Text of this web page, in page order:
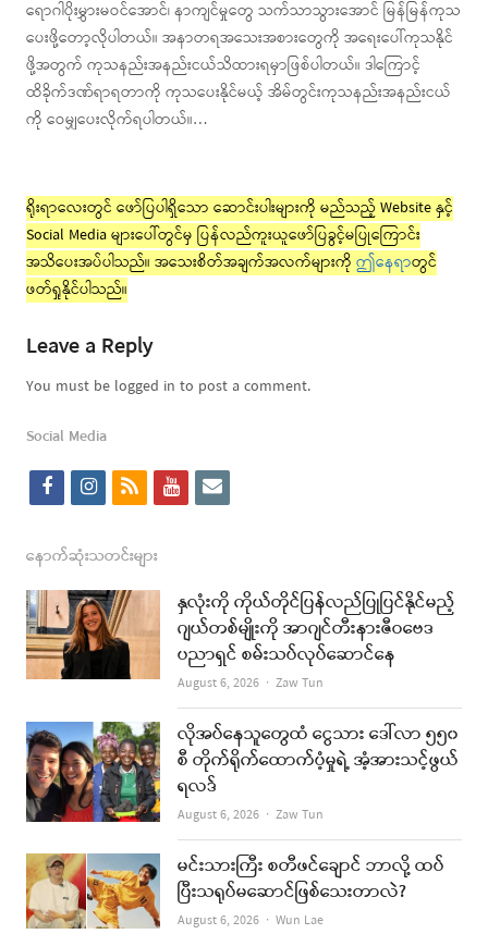
ရောဂါပိုးမွှားမဝင်အောင်၊ နာကျင်မှုတွေ သက်သာသွားအောင် မြန်မြန်ကုသ
ပေးဖို့တော့လိုပါတယ်။ အနာတရအသေးအစားတွေကို အရေးပေါ်ကုသနိုင်
ဖို့အတွက် ကုသနည်းအနည်းငယ်သိထားရမှာဖြစ်ပါတယ်။ ဒါကြောင့်
ထိခိုက်ဒဏ်ရာရတာကို ကုသပေးနိုင်မယ့် အိမ်တွင်းကုသနည်းအနည်းငယ်
ကို ဝေမျှပေးလိုက်ရပါတယ်။…
ရိုးရာလေးတွင် ဖော်ပြပါရှိသော ဆောင်းပါးများကို မည်သည့် Website နှင့်
Social Media များပေါ်တွင်မှ ပြန်လည်ကူးယူဖော်ပြခွင့်မပြုကြောင်း
အသိပေးအပ်ပါသည်။ အသေးစိတ်အချက်အလက်များကို ဤနေရာတွင်
ဖတ်ရှုနိုင်ပါသည်။
Leave a Reply
You must be logged in to post a comment.
Social Media
f
c
e
b
o
k
i
s
t
a
g
a
m
r
s
y
t
u
b
e
e
i
l
နောက်ဆုံးသတင်းများ
နှလုံးကို ကိုယ်တိုင်ပြန်လည်ပြုပြင်နိုင်မည့်
ဂျယ်တစ်မျိုးကို အာဂျင်တီးနားဇီဝဗေဒ
ပညာရှင် စမ်းသပ်လုပ်ဆောင်နေ
August 6, 2026 Author
Zaw Tun
လိုအပ်နေသူတွေထံ ငွေသား ဒေါ်လာ ၅၅၀
စီ တိုက်ရိုက်ထောက်ပံ့မှုရဲ့ အံ့အားသင့်ဖွယ်
ရလဒ်
August 6, 2026 Author
Zaw Tun
မင်းသားကြီး စတီဖင်ချောင် ဘာလို့ ထပ်
ပြီးသရုပ်မဆောင်ဖြစ်သေးတာလဲ?
August 6, 2026 Author
Wun Lae